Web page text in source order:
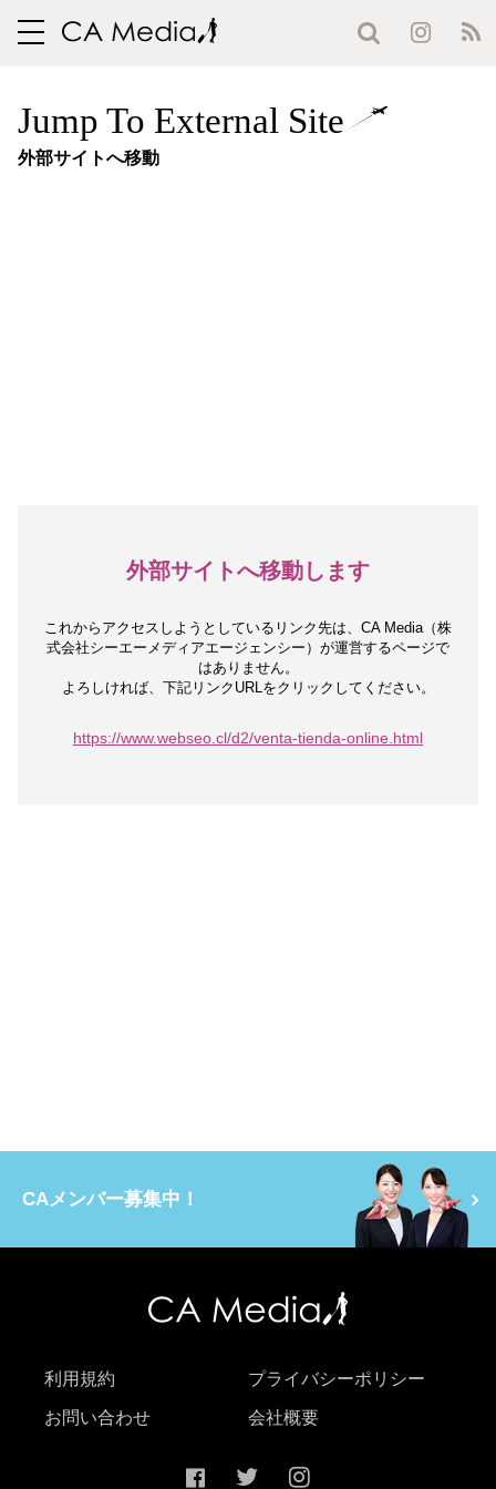
toggle
Jump To External Site
外部サイトへ移動
外部サイトへ移動します
これからアクセスしようとしているリンク先は、 CA Media（株
式会社シーエーメディアエージェンシー）が運営するページで
はありません。
よろしければ、下記リンクURLをクリックしてください。
https://www.webseo.cl/d2/venta-tienda-online.html
CAメンバー募集中！
利用規約 プライバシーポリシー
お問い合わせ 会社概要